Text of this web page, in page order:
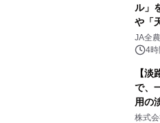
ル」
や「
販売
JA全
4時
【
で、
用の
プー
株式